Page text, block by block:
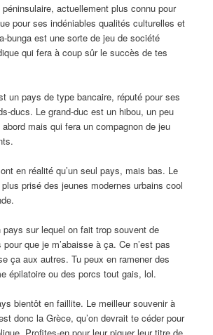
actuellement plus connu pour
pour ses indéniables qualités culturelles et
bunga est une sorte de jeu de société
qui fera à coup sûr le succès de tes
un pays de type bancaire, réputé pour ses
ducs. Le grand-duc est un hibou, un peu
mais qui fera un compagnon de jeu
en réalité qu’un seul pays, mais bas. Le
prisé des jeunes modernes urbains cool
pays sur lequel on fait trop souvent de
que je m’abaisse à ça. Ce n’est pas
ça aux autres. Tu peux en ramener des
épilatoire ou des porcs tout gais, lol.
bientôt en faillite. Le meilleur souvenir à
donc la Grèce, qu’on devrait te céder pour